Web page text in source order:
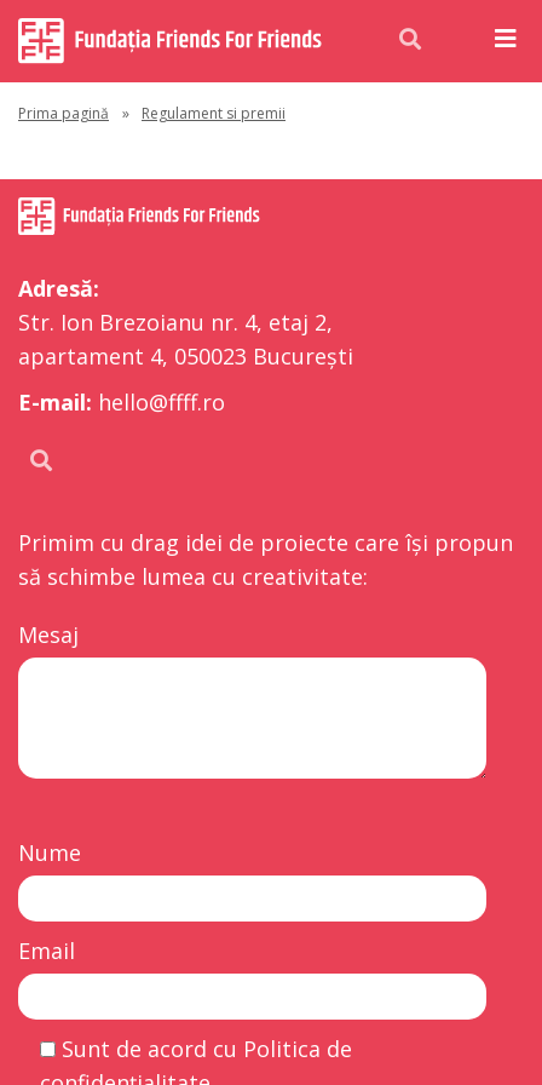
Prima pagină » Regulament si premii
Adresă:
Str. Ion Brezoianu nr. 4, etaj 2,
apartament 4, 050023 București
E-mail: hello@ffff.ro
Primim cu drag idei de proiecte care își propun
să schimbe lumea cu creativitate:
Mesaj
Nume
Email
Sunt de acord cu Politica de